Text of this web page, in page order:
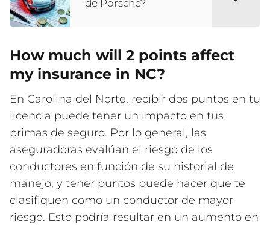
de Porsche?
How much will 2 points affect
my insurance in NC?
En Carolina del Norte, recibir dos puntos en tu
licencia puede tener un impacto en tus
primas de seguro. Por lo general, las
aseguradoras evalúan el riesgo de los
conductores en función de su historial de
manejo, y tener puntos puede hacer que te
clasifiquen como un conductor de mayor
riesgo. Esto podría resultar en un aumento en